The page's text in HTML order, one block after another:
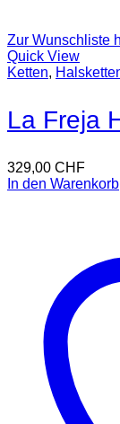
Zur Wunschliste
Quick View
Ketten,
La Freja
329,00 CHF
In den Warenkorb